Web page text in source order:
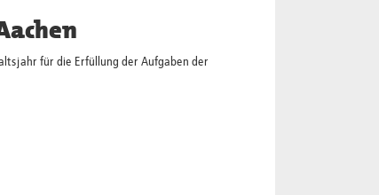
für die Erfüllung der Aufgaben der